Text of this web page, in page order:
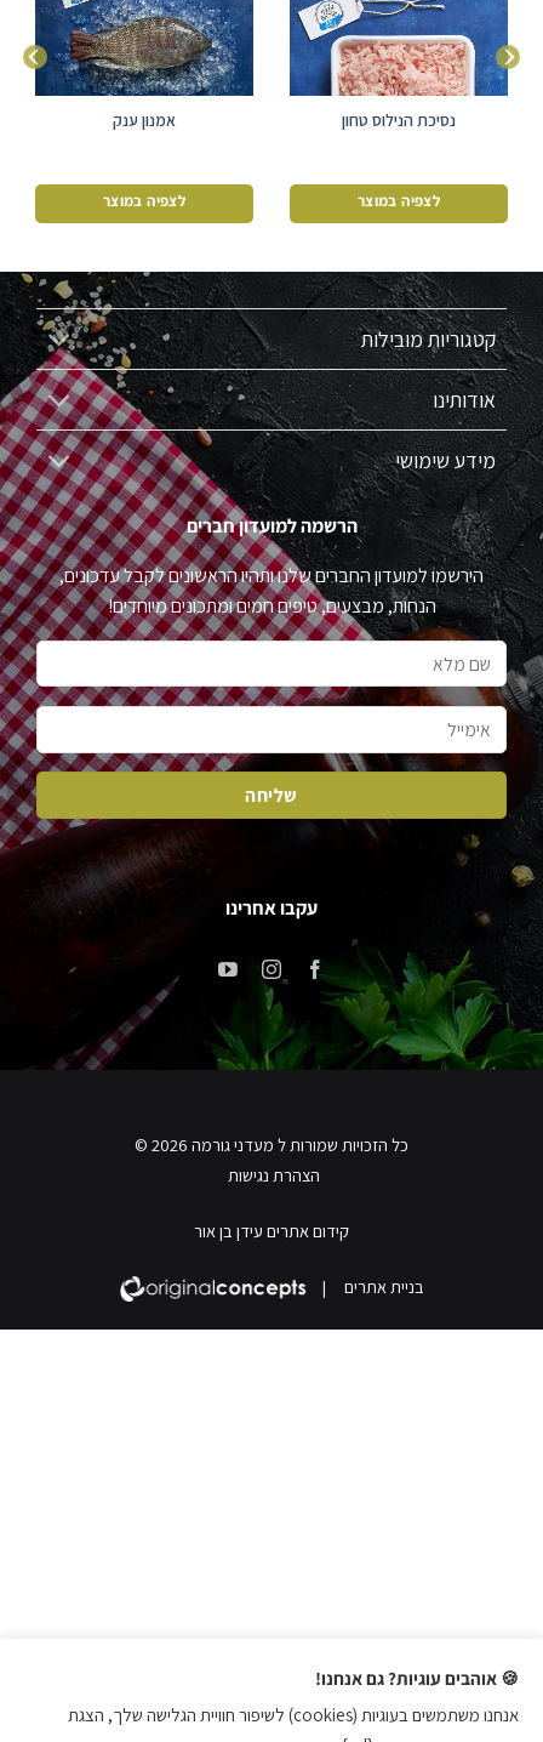
נסיכת הנילוס טחון
לצפיה במוצר
אמנון ענק
לצפיה במוצר
קטגוריות מובילות
אודותינו
מידע שימושי
הרשמה למועדון חברים
הירשמו למועדון החברים שלנו ותהיו הראשונים לקבל עדכונים,
הנחות, מבצעים, טיפים חמים ומתכונים מיוחדים!
עקבו אחרינו
כל הזכויות שמורות ל מעדני גורמה 2026 ©
הצהרת נגישות
קידום אתרים עידן בן אור
בניית אתרים |
🍪 אוהבים עוגיות? גם אנחנו!
אנחנו משתמשים בעוגיות (cookies) לשיפור חוויית הגלישה שלך, הצגת